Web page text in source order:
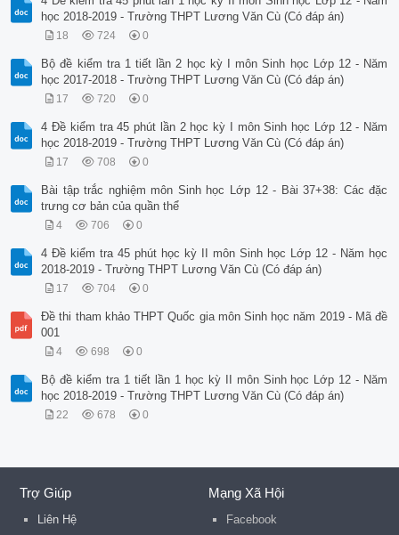
học 2018-2019 - Trường THPT Lương Văn Cù (Có đáp án)
18 724 0
Bộ đề kiểm tra 1 tiết lần 2 học kỳ I môn Sinh học Lớp 12 - Năm
học 2017-2018 - Trường THPT Lương Văn Cù (Có đáp án)
17 720 0
4 Đề kiểm tra 45 phút lần 2 học kỳ I môn Sinh học Lớp 12 - Năm
học 2018-2019 - Trường THPT Lương Văn Cù (Có đáp án)
17 708 0
Bài tập trắc nghiệm môn Sinh học Lớp 12 - Bài 37+38: Các đặc
trưng cơ bản của quần thể
4 706 0
4 Đề kiểm tra 45 phút học kỳ II môn Sinh học Lớp 12 - Năm học
2018-2019 - Trường THPT Lương Văn Cù (Có đáp án)
17 704 0
Đề thi tham khảo THPT Quốc gia môn Sinh học năm 2019 - Mã đề
001
4 698 0
Bộ đề kiểm tra 1 tiết lần 1 học kỳ II môn Sinh học Lớp 12 - Năm
học 2018-2019 - Trường THPT Lương Văn Cù (Có đáp án)
22 678 0
Trợ Giúp
Liên Hệ
Mạng Xã Hội
Facebook